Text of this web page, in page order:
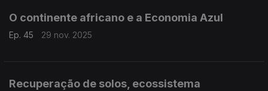
O continente africano e a Economia Azul
Ep. 45 29 nov. 2025
Recuperação de solos, ecossistema